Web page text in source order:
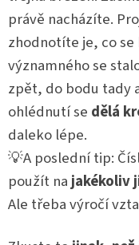
právě nacházíte.
zhodnotíte je, co
významného se
zpět, do bodu tady
ohlédnutí se dělá
daleko lépe.
💡A poslední tip:
použít na jakékoliv
Ale třeba výročí